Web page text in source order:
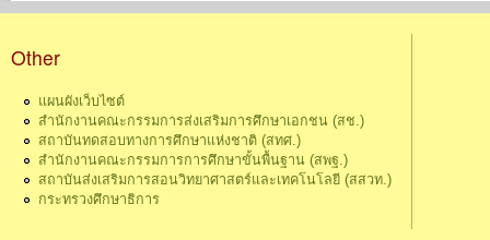
Other
แผนผังเว็บไซต์
สำนักงานคณะกรรมการส่งเสริมการศึกษาเอกชน (สช.)
สถาบันทดสอบทางการศึกษาแห่งชาติ (สทศ.)
สำนักงานคณะกรรมการการศึกษาขั้นพื้นฐาน (สพฐ.)
สถาบันส่งเสริมการสอนวิทยาศาสตร์และเทคโนโลยี (สสวท.)
กระทรวงศึกษาธิการ